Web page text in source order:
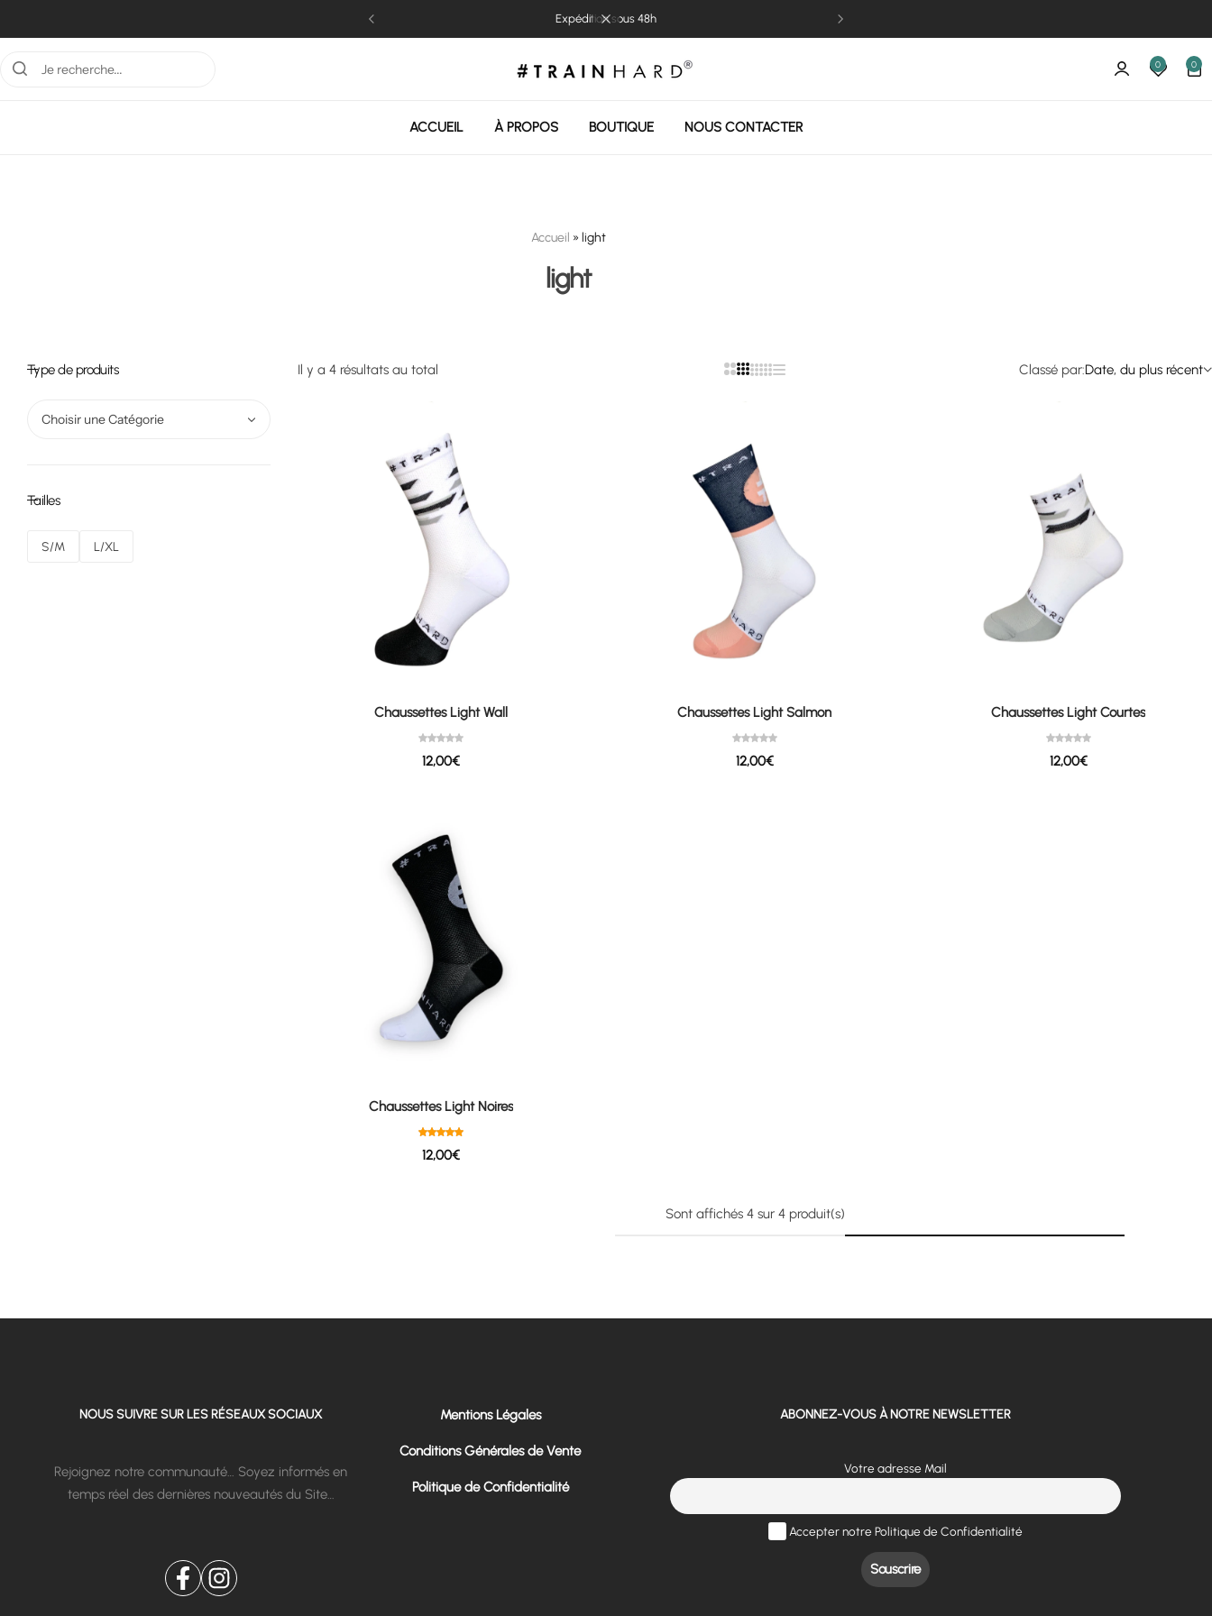
Expédition sous 48h
0 0
ACCUEIL À PROPOS BOUTIQUE NOUS CONTACTER
Accueil » light
light
Il y a 4 résultats au total Classé par:Date, du plus récent
Chaussettes Light Wall
12,00€
Chaussettes Light Salmon
12,00€
Chaussettes Light Courtes
12,00€
Chaussettes Light Noires
12,00€
Sont affichés 4 sur 4 produit(s)
Type de produits
Choisir une Catégorie
Tailles
S/M L/XL
NOUS SUIVRE SUR LES RÉSEAUX SOCIAUX
Rejoignez notre communauté… Soyez informés en
temps réel des dernières nouveautés du Site…
Mentions Légales
Conditions Générales de Vente
Politique de Confidentialité
ABONNEZ-VOUS À NOTRE NEWSLETTER
Votre adresse Mail
Accepter notre Politique de Confidentialité